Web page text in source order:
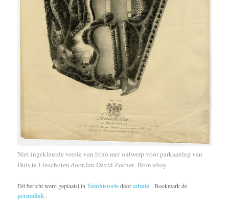
Niet ingekleurde versie van litho met ontwerp voor parkaanleg van
Huis te Linschoten door Jan David Zocher Bron:ebay
Dit bericht werd geplaatst inTuinhistoriedooradmin . Bookmark de
permalink .